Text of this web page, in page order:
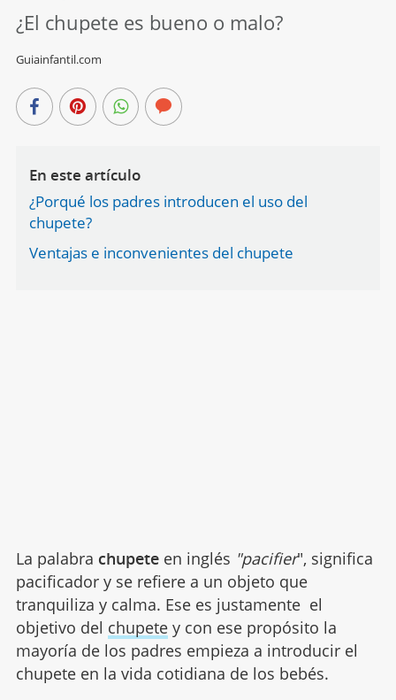
¿El chupete es bueno o malo?
Guiainfantil.com
En este artículo
¿Porqué los padres introducen el uso del
chupete?
Ventajas e inconvenientes del chupete
La palabra chupeteen inglés "pacifier", significa
pacificador y se refiere a un objeto que
tranquiliza y calma. Ese es justamente el
objetivo del chupetey con ese propósito la
mayoría de los padres empieza a introducir el
chupete en la vida cotidiana de los bebés.